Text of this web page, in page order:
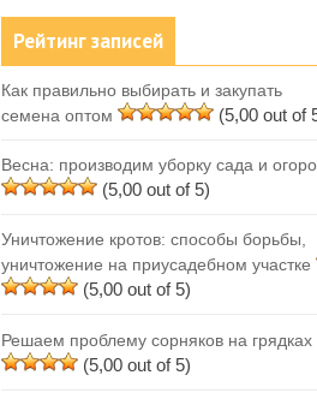
Рейтинг записей
Как правильно выбирать и закупать
семена оптом
(5,00 out of
Весна: производим уборку сада и
(5,00 out of 5)
Уничтожение кротов: способы борьбы,
уничтожение на приусадебном участке
(5,00 out of 5)
Решаем проблему сорняков на грядках
(5,00 out of 5)